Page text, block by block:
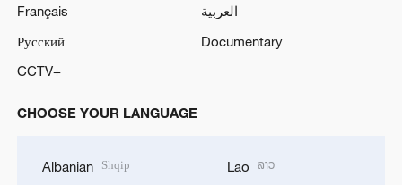
Français
العربية
Русский
Documentary
CCTV+
CHOOSE YOUR LANGUAGE
Albanian Shqip Lao ລາວ